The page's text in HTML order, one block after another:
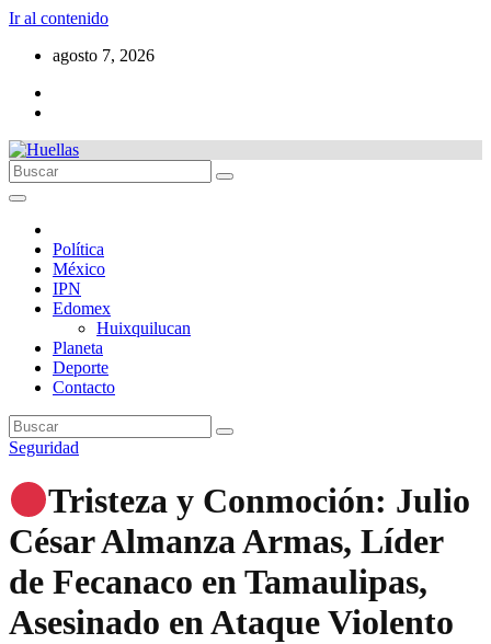
Ir al contenido
agosto 7, 2026
Política
México
IPN
Edomex
Huixquilucan
Planeta
Deporte
Contacto
Seguridad
Tristeza y Conmoción: Julio
César Almanza Armas, Líder
de Fecanaco en Tamaulipas,
Asesinado en Ataque Violento